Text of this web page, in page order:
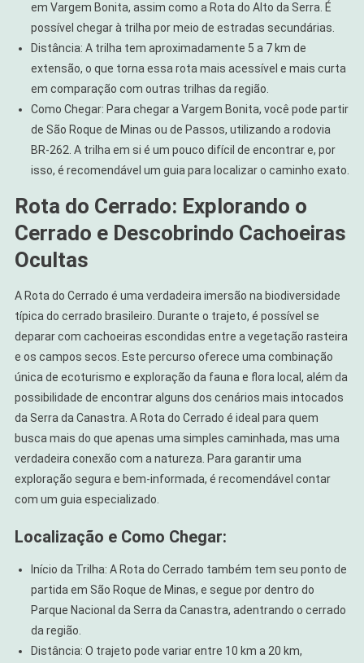
em Vargem Bonita, assim como a Rota do Alto da Serra. É
possível chegar à trilha por meio de estradas secundárias.
Distância: A trilha tem aproximadamente 5 a 7 km de
extensão, o que torna essa rota mais acessível e mais curta
em comparação com outras trilhas da região.
Como Chegar: Para chegar a Vargem Bonita, você pode partir
de São Roque de Minas ou de Passos, utilizando a rodovia
BR-262. A trilha em si é um pouco difícil de encontrar e, por
isso, é recomendável um guia para localizar o caminho exato.
Rota do Cerrado: Explorando o
Cerrado e Descobrindo Cachoeiras
Ocultas
A Rota do Cerrado é uma verdadeira imersão na biodiversidade
típica do cerrado brasileiro. Durante o trajeto, é possível se
deparar com cachoeiras escondidas entre a vegetação rasteira
e os campos secos. Este percurso oferece uma combinação
única de ecoturismo e exploração da fauna e flora local, além da
possibilidade de encontrar alguns dos cenários mais intocados
da Serra da Canastra. A Rota do Cerrado é ideal para quem
busca mais do que apenas uma simples caminhada, mas uma
verdadeira conexão com a natureza. Para garantir uma
exploração segura e bem-informada, é recomendável contar
com um guia especializado.
Localização e Como Chegar:
Início da Trilha: A Rota do Cerrado também tem seu ponto de
partida em São Roque de Minas, e segue por dentro do
Parque Nacional da Serra da Canastra, adentrando o cerrado
da região.
Distância: O trajeto pode variar entre 10 km a 20 km,